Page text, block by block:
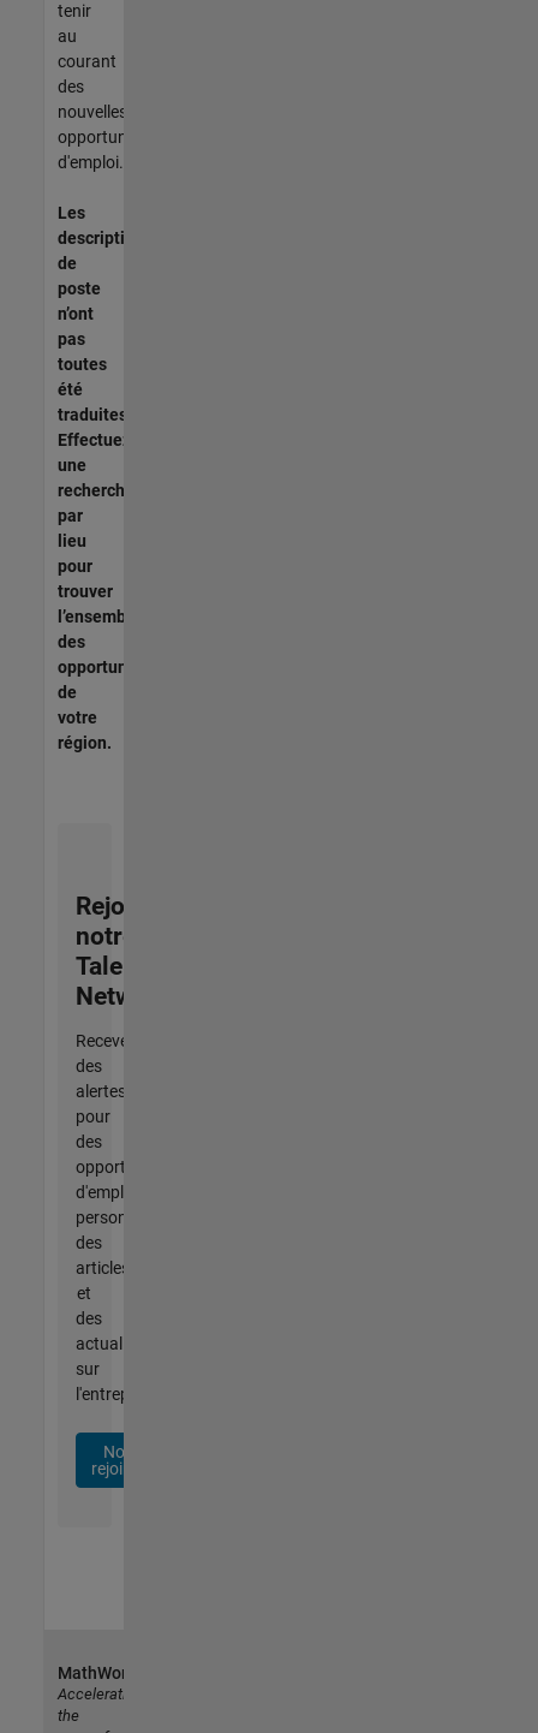
tenir
au
courant
des
nouvelles
opportunités
d'emploi.
Les
descriptions
de
poste
n’ont
pas
toutes
été
traduites.
Effectuez
une
recherche
par
lieu
pour
trouver
l’ensemble
des
opportunités
de
votre
région.
Rejoignez
notre
Talent
Network
Recevez
des
alertes
pour
des
opportunités
d'emploi
personnalisées,
des
articles
et
des
actualités
sur
l'entreprise.
Nous
rejoindre
MathWorks
Accelerating
the